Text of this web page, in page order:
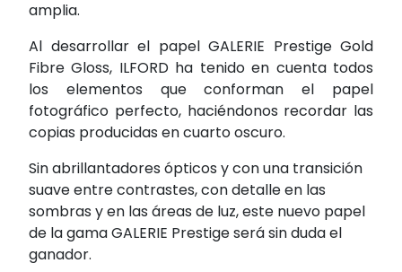
amplia.
Al desarrollar el papel GALERIE Prestige Gold
Fibre Gloss, ILFORD ha tenido en cuenta todos
los elementos que conforman el papel
fotográfico perfecto, haciéndonos recordar las
copias producidas en cuarto oscuro.
Sin abrillantadores ópticos y con una transición
suave entre contrastes, con detalle en las
sombras y en las áreas de luz, este nuevo papel
de la gama GALERIE Prestige será sin duda el
ganador.